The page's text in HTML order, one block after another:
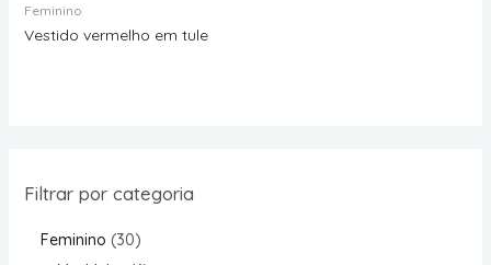
Filtrar por categoria
Feminino 30
Feminino
Vestido vermelho em tule